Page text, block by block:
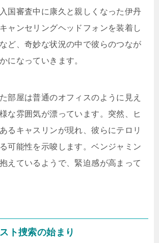
国審査中に康久と親しくなった伊丹
ャンセリングヘッドフォンを装着し
ど、奇妙な状況の中で彼らのつなが
になっていきます。
部屋は普通のオフィスのように見え
な雰囲気が漂っています。突然、ヒ
るキャスリンが現れ、彼らにテロリ
可能性を示唆します。ベンジャミン
えているようで、緊迫感が高まって
ト捜索の始まり